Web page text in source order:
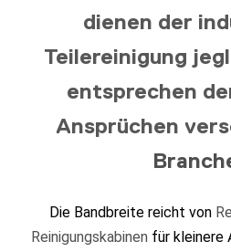
dienen der
Teilereinigung
entsprechen
Ansprüchen
Die Bandbreite reicht von
Reinigungskabinen für kleinere